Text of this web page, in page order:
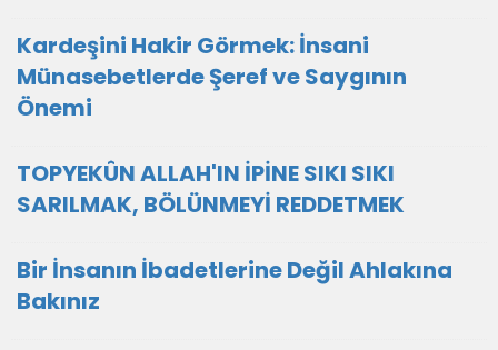
Kardeşini Hakir Görmek: İnsani
Münasebetlerde Şeref ve Saygının
Önemi
TOPYEKÛN ALLAH'IN İPİNE SIKI SIKI
SARILMAK, BÖLÜNMEYİ REDDETMEK
Bir İnsanın İbadetlerine Değil Ahlakına
Bakınız